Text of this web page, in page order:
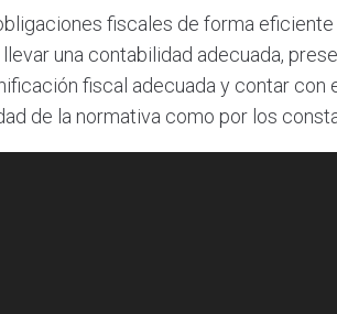
fiscales de forma
una contabilidad adecuada,
fiscal adecuada y contar
de la normativa como por los